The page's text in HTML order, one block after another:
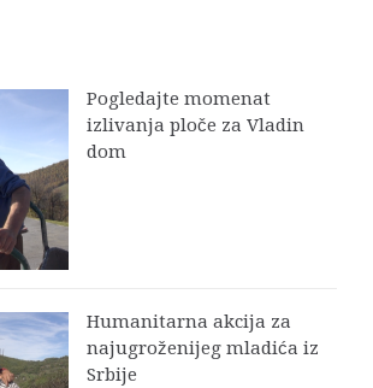
Pogledajte momenat
izlivanja ploče za Vladin
dom
Humanitarna akcija za
najugroženijeg mladića iz
Srbije